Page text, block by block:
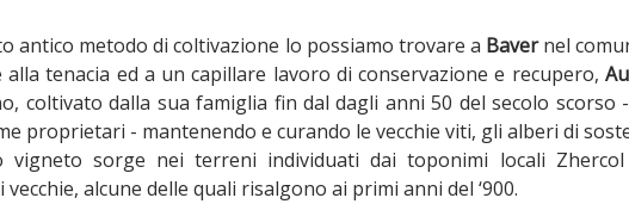
antico metodo di coltivazione lo possiamo trovare a Bavernel
alla tenacia ed a un capillare lavoro di conservazione e recupero,
coltivato dalla sua famiglia fin dal dagli anni 50 del secolo scorso
proprietari - mantenendo e curando le vecchie viti, gli alberi di
vigneto sorge nei terreni individuati dai toponimi locali
alcune delle quali risalgono ai primi anni del ‘900.